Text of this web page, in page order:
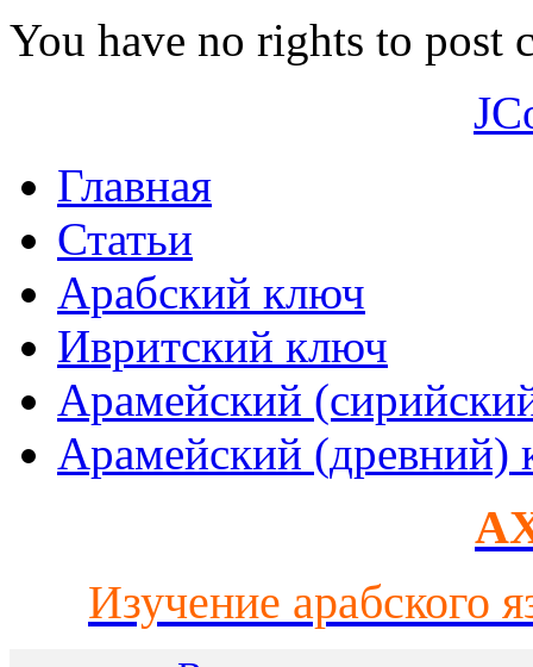
You have no rights to post
Главная
Статьи
Арабский ключ
Ивритский ключ
Арамейский
Арамейский (древний)
Изучение арабского